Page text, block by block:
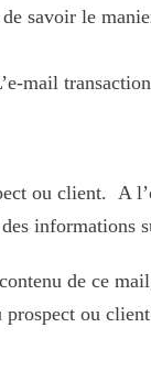
savoir le
mail
ou client. A
informations
de ce
ou